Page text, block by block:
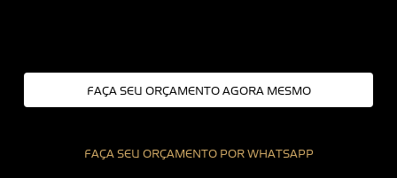
FAÇA SEU ORÇAMENTO AGORA MESMO
FAÇA SEU ORÇAMENTO POR WHATSAPP